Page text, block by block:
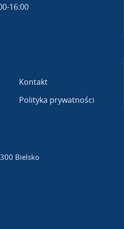
16:00
Kontakt
Polityka prywatności
Bielsko